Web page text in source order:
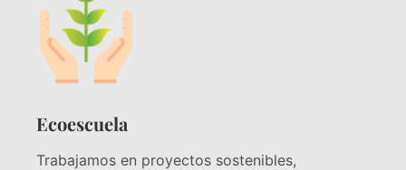
Ecoescuela
Trabajamos en proyectos sostenibles,